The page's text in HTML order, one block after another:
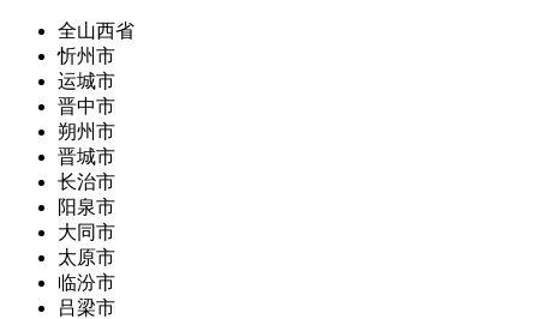
全山西省
忻州市
运城市
晋中市
朔州市
晋城市
长治市
阳泉市
大同市
太原市
临汾市
吕梁市